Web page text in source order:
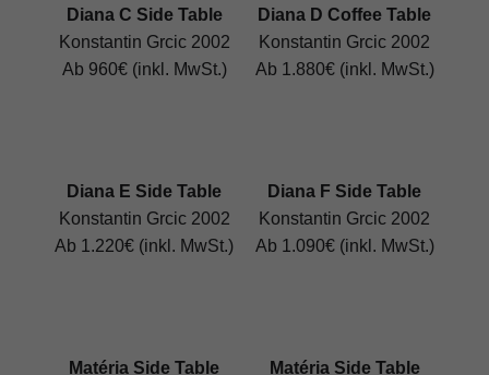
Diana C Side Table
Konstantin Grcic 2002
Ab 960€ (inkl. MwSt.)
Diana D Coffee Table
Konstantin Grcic 2002
Ab 1.880€ (inkl. MwSt.)
Diana E Side Table
Konstantin Grcic 2002
Ab 1.220€ (inkl. MwSt.)
Diana F Side Table
Konstantin Grcic 2002
Ab 1.090€ (inkl. MwSt.)
Matéria Side Table
Matéria Side Table